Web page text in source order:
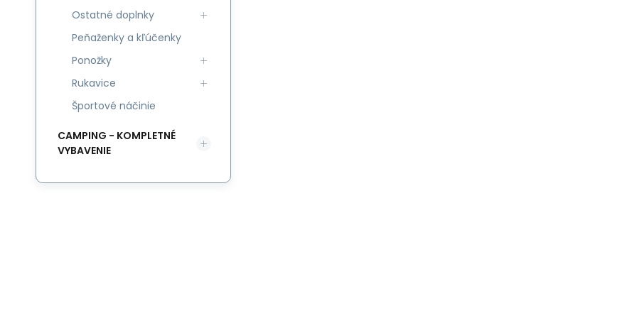
Ostatné doplnky
Peňaženky a kľúčenky
Ponožky
Rukavice
Športové náčinie
CAMPING - KOMPLETNÉ
VYBAVENIE